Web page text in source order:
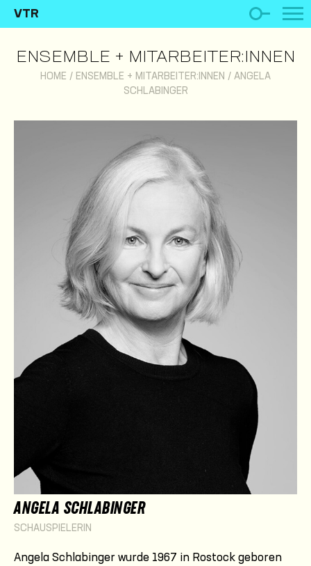
VTR
ENSEMBLE + MITARBEITER:INNEN
HOME / ENSEMBLE + MITARBEITER:INNEN / ANGELA
SCHLABINGER
ANGELA SCHLABINGER
SCHAUSPIELERIN
Angela Schlabinger wurde 1967 in Rostock geboren